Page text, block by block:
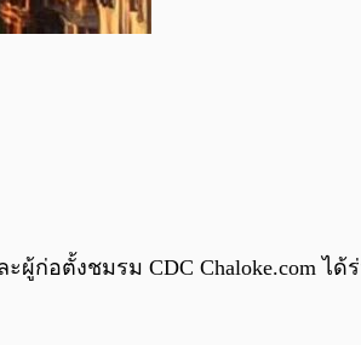
ตั้งชมรม CDC Chaloke.com ได้ร่